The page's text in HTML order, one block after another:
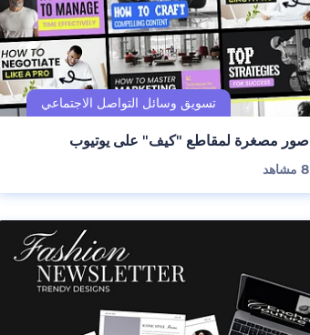
صور مصغرة لمقاطع "كيف" على يوتيوب
8مشاهد